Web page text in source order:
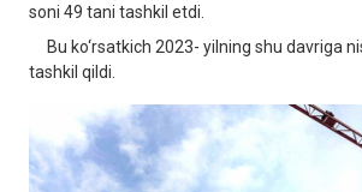
soni 49 tani tashkil etdi.
Bu ko‘rsatkich 2023- yilning shu davriga
tashkil qildi.